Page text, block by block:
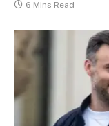
6 Mins Read